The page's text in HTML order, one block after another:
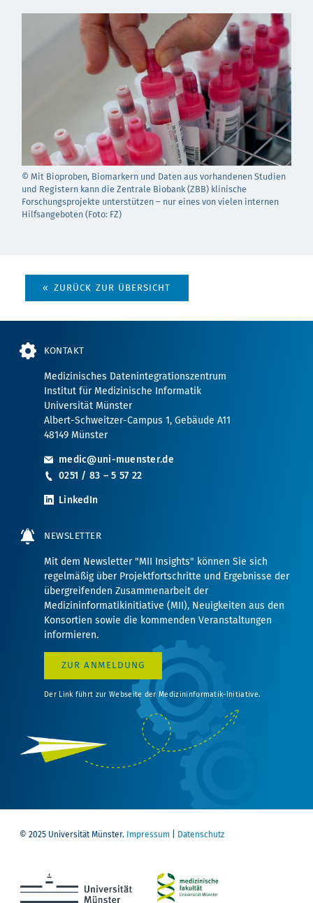
© Mit Bioproben, Biomarkern und Daten aus vorhandenen Studien
und Registern kann die Zentrale Biobank (ZBB) klinische
Forschungsprojekte unterstützen – nur eines von vielen internen
Hilfsangeboten (Foto: FZ)
ZURÜCK ZUR ÜBERSICHT
KONTAKT
Medizinisches Datenintegrationszentrum
Institut für Medizinische Informatik
Universität Münster
Albert-Schweitzer-Campus 1, Gebäude A11
48149 Münster
medic@uni-muenster.de
0251 / 83 – 5 57 22
LinkedIn
NEWSLETTER
Mit dem Newsletter "MII Insights" können Sie sich
regelmäßig über Projektfortschritte und Ergebnisse der
übergreifenden Zusammenarbeit der
Medizininformatikinitiative (MII), Neuigkeiten aus den
Konsortien sowie die kommenden Veranstaltungen
informieren.
ZUR ANMELDUNG
Der Link führt zur Webseite der Medizininformatik-Initiative.
© 2025 Universität Münster. Impressum Datenschutz